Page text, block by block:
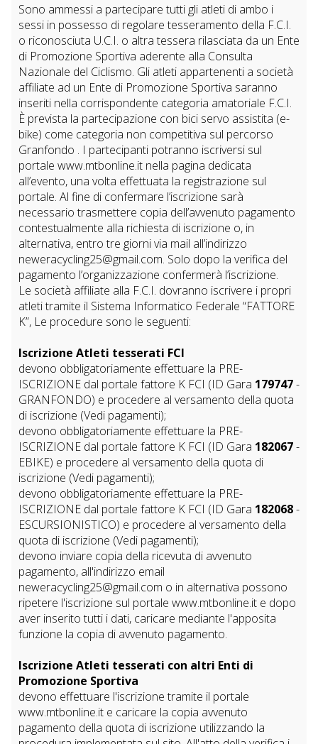
Sono ammessi a partecipare tutti gli atleti di ambo i
sessi in possesso di regolare tesseramento della F.C.I.
o riconosciuta U.C.I. o altra tessera rilasciata da un Ente
di Promozione Sportiva aderente alla Consulta
Nazionale del Ciclismo. Gli atleti appartenenti a società
affiliate ad un Ente di Promozione Sportiva saranno
inseriti nella corrispondente categoria amatoriale F.C.I.
È prevista la partecipazione con bici servo assistita (e-
bike) come categoria non competitiva sul percorso
Granfondo . I partecipanti potranno iscriversi sul
portale www.mtbonline.it nella pagina dedicata
all’evento, una volta effettuata la registrazione sul
portale. Al fine di confermare l’iscrizione sarà
necessario trasmettere copia dell’avvenuto pagamento
contestualmente alla richiesta di iscrizione o, in
alternativa, entro tre giorni via mail all’indirizzo
neweracycling25@gmail.com. Solo dopo la verifica del
pagamento l’organizzazione confermerà l’iscrizione.
Le società affiliate alla F.C.I. dovranno iscrivere i propri
atleti tramite il Sistema Informatico Federale “FATTORE
K”, Le procedure sono le seguenti:
Iscrizione Atleti tesserati FCI
devono obbligatoriamente effettuare la PRE-
ISCRIZIONE dal portale fattore K FCI (ID Gara 179747-
GRANFONDO) e procedere al versamento della quota
di iscrizione (Vedi pagamenti);
devono obbligatoriamente effettuare la PRE-
ISCRIZIONE dal portale fattore K FCI (ID Gara 182067-
EBIKE) e procedere al versamento della quota di
iscrizione (Vedi pagamenti);
devono obbligatoriamente effettuare la PRE-
ISCRIZIONE dal portale fattore K FCI (ID Gara 182068-
ESCURSIONISTICO) e procedere al versamento della
quota di iscrizione (Vedi pagamenti);
devono inviare copia della ricevuta di avvenuto
pagamento, all'indirizzo email
neweracycling25@gmail.com o in alternativa possono
ripetere l'iscrizione sul portale www.mtbonline.it e dopo
aver inserito tutti i dati, caricare mediante l'apposita
funzione la copia di avvenuto pagamento.
Iscrizione Atleti tesserati con altri Enti di
Promozione Sportiva
devono effettuare l'iscrizione tramite il portale
www.mtbonline.it e caricare la copia avvenuto
pagamento della quota di iscrizione utilizzando la